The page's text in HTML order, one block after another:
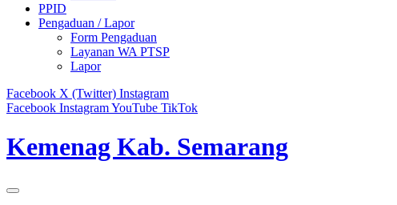
PPID
Pengaduan / Lapor
Form Pengaduan
Layanan WA PTSP
Lapor
Facebook X (Twitter) Instagram
Facebook InstagramYouTube TikTok
Kemenag Kab. Semarang